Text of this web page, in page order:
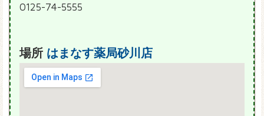
0125-74-5555
場所 はまなす薬局砂川店